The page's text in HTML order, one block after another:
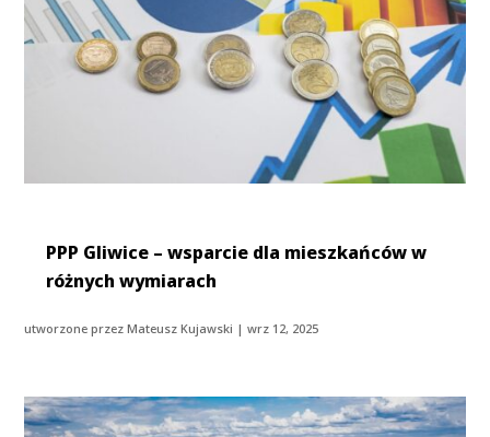
PPP Gliwice – wsparcie dla mieszkańców w
różnych wymiarach
utworzone przezMateusz Kujawski |wrz 12, 2025